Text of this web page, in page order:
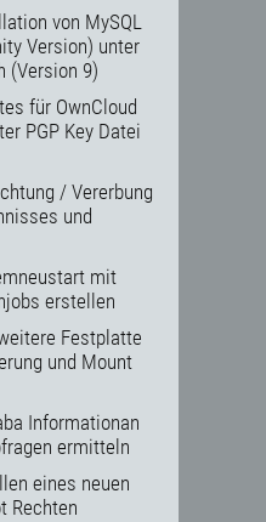
von MySQL
Version) unter
(Version 9)
für OwnCloud
PGP Key Datei
/ Vererbung
und
mit
erstellen
Festplatte
und Mount
Informationan
ermitteln
eines neuen
Rechten